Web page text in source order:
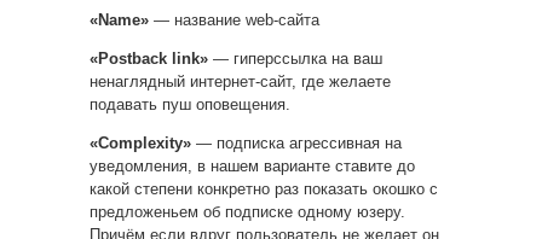
«Name» — название web-сайта
«Postback link» — гиперссылка на ваш
ненаглядный интернет-сайт, где желаете
подавать пуш оповещения.
«Complexity» — подписка агрессивная на
уведомления, в нашем варианте ставите до
какой степени конкретно раз показать окошко с
предложеньем об подписке одному юзеру.
Причём если вдруг пользователь не желает он